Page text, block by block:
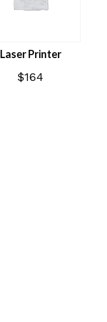
Laser Printer
$164